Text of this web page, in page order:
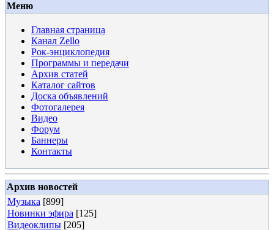
Меню
Главная страница
Канал Zello
Рок-энциклопедия
Программы и передачи
Архив статей
Каталог сайтов
Доска объявлений
Фотогалерея
Видео
Форум
Баннеры
Контакты
Архив новостей
Музыка [899]
Новинки эфира [125]
Видеоклипы [205]